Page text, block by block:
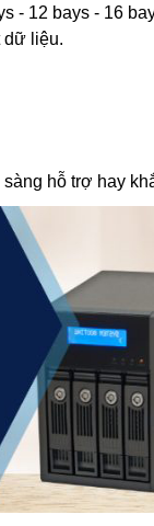
- 12 bays - 16
dữ liệu.
hỗ trợ hay